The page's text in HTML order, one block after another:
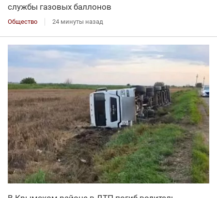
службы газовых баллонов
Общество 24 минуты назад